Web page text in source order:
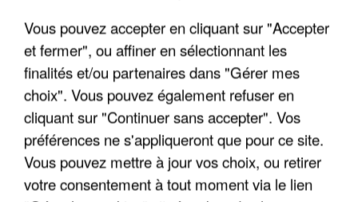
UN SECOND CADRE DE LA DZ MAFIA
INTERPELLÉ EN ALGÉRIE
Vous pouvez accepter en cliquant sur "Accepter
et fermer", ou affiner en sélectionnant les
finalités et/ou partenaires dans "Gérer mes
choix". Vous pouvez également refuser en
cliquant sur "Continuer sans accepter". Vos
préférences ne s'appliqueront que pour ce site.
Vous pouvez mettre à jour vos choix, ou retirer
votre consentement à tout moment via le lien